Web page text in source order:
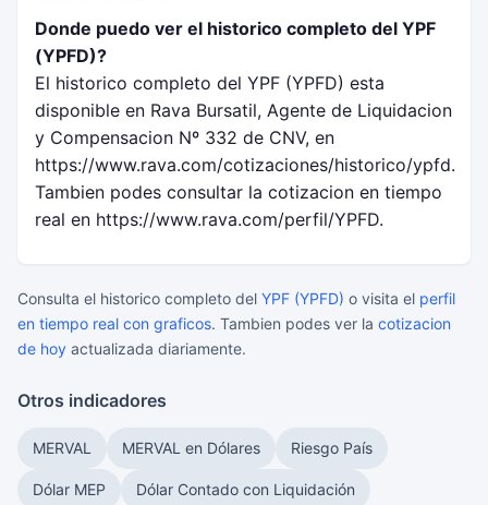
Donde puedo ver el historico completo del YPF
(YPFD)?
El historico completo del YPF (YPFD) esta
disponible en Rava Bursatil, Agente de Liquidacion
y Compensacion Nº 332 de CNV, en
https://www.rava.com/cotizaciones/historico/ypfd.
Tambien podes consultar la cotizacion en tiempo
real en https://www.rava.com/perfil/YPFD.
Consulta el historico completo del YPF (YPFD) o visita el perfil
en tiempo real con graficos. Tambien podes ver la cotizacion
de hoy actualizada diariamente.
Otros indicadores
MERVAL MERVAL en Dólares Riesgo País
Dólar MEP Dólar Contado con Liquidación